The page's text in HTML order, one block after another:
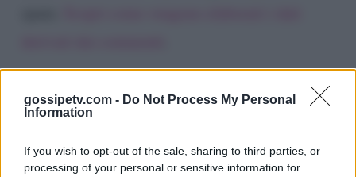
gossipetv.com - Do Not Process My Personal
Information
If you wish to opt-out of the sale, sharing to third parties, or
processing of your personal or sensitive information for